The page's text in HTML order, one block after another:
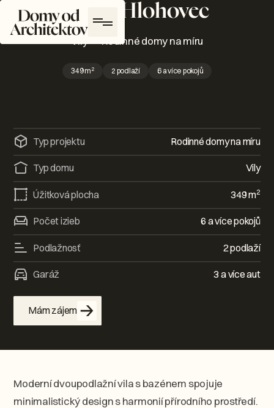
Domy od architektů LogoRD V Hlohovec
Rodinné domy na míru
349m2 2 podlaží 6 a více pokojů
Typ projektu Rodinné domy na míru
Typ domu Vily
Úžitková plocha 349m2
Počet izieb 6 a více pokojů
Podlažnosť 2 podlaží
Garáž 3 a více aut
Mám zájem
Moderní dvoupodlažní vila s bazénem spojuje
minimalistický design s harmonií přírodního prostředí.